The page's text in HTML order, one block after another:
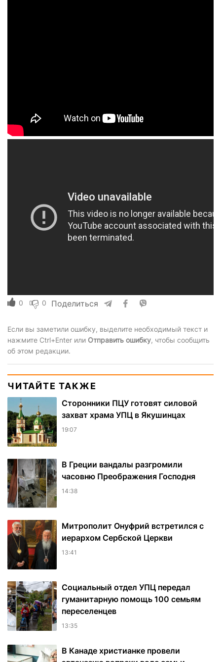
0 0 Поделиться
Если вы заметили ошибку, выделите необходимый текст и
нажмите Ctrl+Enter или Отправить ошибку, чтобы сообщить
об этом редакции.
ЧИТАЙТЕ ТАКЖЕ
Сторонники ПЦУ готовят силовой
захват храма УПЦ в Якушинцах
19:07
В Греции вандалы разгромили
часовню Преображения Господня
14:38
Митрополит Онуфрий встретился с
иерархом Сербской Церкви
13:41
Социальный отдел УПЦ передал
гуманитарную помощь 100 семьям
переселенцев
13:35
В Канаде христианке провели